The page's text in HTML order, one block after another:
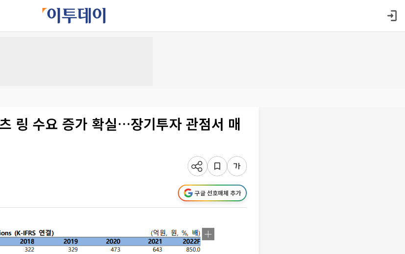
링 수요 증가 확실…장기투자 관점서 매
구글 선호매체 추가